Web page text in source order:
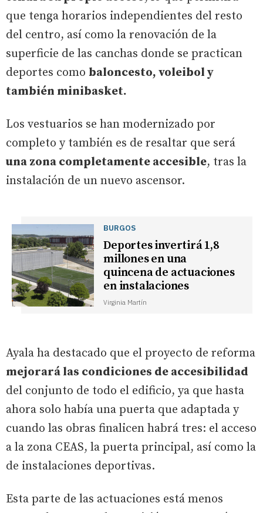
que tenga horarios independientes del resto
del centro, así como la renovación de la
superficie de las canchas donde se practican
deportes como baloncesto, voleibol y
también minibasket.
Los vestuarios se han modernizado por
completo y también es de resaltar que será
una zona completamente accesible, tras la
instalación de un nuevo ascensor.
BURGOS
Deportes invertirá 1,8
millones en una
quincena de actuaciones
en instalaciones
Virginia Martín
Ayala ha destacado que el proyecto de reforma
mejorará las condiciones de accesibilidad
del conjunto de todo el edificio, ya que hasta
ahora solo había una puerta que adaptada y
cuando las obras finalicen habrá tres: el acceso
a la zona CEAS, la puerta principal, así como la
de instalaciones deportivas.
Esta parte de las actuaciones está menos